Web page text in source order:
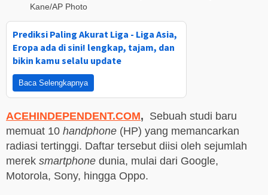
Kane/AP Photo
Prediksi Paling Akurat Liga - Liga Asia,
Eropa ada di sini! lengkap, tajam, dan
bikin kamu selalu update
Baca Selengkapnya
ACEHINDEPENDENT.COM, Sebuah studi baru
memuat 10 handphone (HP) yang memancarkan
radiasi tertinggi. Daftar tersebut diisi oleh sejumlah
merek smartphone dunia, mulai dari Google,
Motorola, Sony, hingga Oppo.